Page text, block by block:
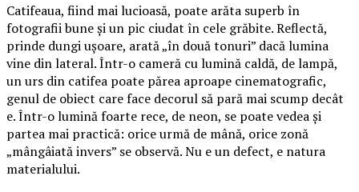
Catifeaua, fiind mai lucioasă, poate arăta superb în
fotografii bune și un pic ciudat în cele grăbite. Reflectă,
prinde dungi ușoare, arată „în două tonuri” dacă lumina
vine din lateral. Într-o cameră cu lumină caldă, de lampă,
un urs din catifea poate părea aproape cinematografic,
genul de obiect care face decorul să pară mai scump decât
e. Într-o lumină foarte rece, de neon, se poate vedea și
partea mai practică: orice urmă de mână, orice zonă
„mângâiată invers” se observă. Nu e un defect, e natura
materialului.